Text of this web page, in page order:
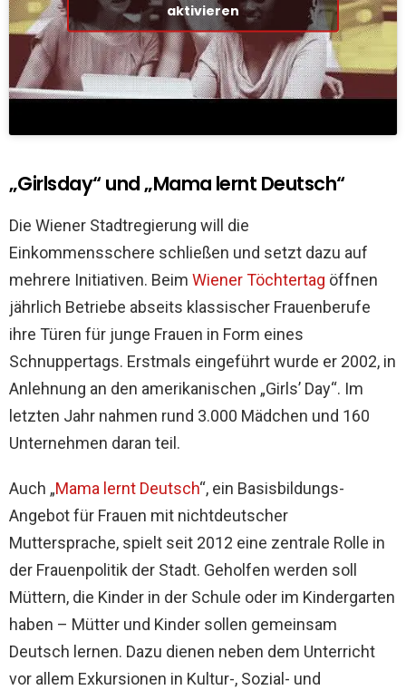
aktivieren
„Girlsday“ und „Mama lernt Deutsch“
Die Wiener Stadtregierung will die
Einkommensschere schließen und setzt dazu auf
mehrere Initiativen. Beim Wiener Töchtertag öffnen
jährlich Betriebe abseits klassischer Frauenberufe
ihre Türen für junge Frauen in Form eines
Schnuppertags. Erstmals eingeführt wurde er 2002, in
Anlehnung an den amerikanischen „Girls’ Day“. Im
letzten Jahr nahmen rund 3.000 Mädchen und 160
Unternehmen daran teil.
Auch „Mama lernt Deutsch“, ein Basisbildungs-
Angebot für Frauen mit nichtdeutscher
Muttersprache, spielt seit 2012 eine zentrale Rolle in
der Frauenpolitik der Stadt. Geholfen werden soll
Müttern, die Kinder in der Schule oder im Kindergarten
haben – Mütter und Kinder sollen gemeinsam
Deutsch lernen. Dazu dienen neben dem Unterricht
vor allem Exkursionen in Kultur-, Sozial- und